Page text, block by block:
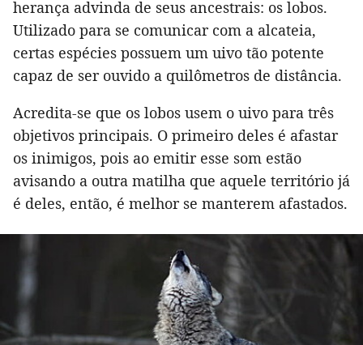
herança advinda de seus ancestrais: os lobos.
Utilizado para se comunicar com a alcateia,
certas espécies possuem um uivo tão potente
capaz de ser ouvido a quilômetros de distância.
Acredita-se que os lobos usem o uivo para três
objetivos principais. O primeiro deles é afastar
os inimigos, pois ao emitir esse som estão
avisando a outra matilha que aquele território já
é deles, então, é melhor se manterem afastados.